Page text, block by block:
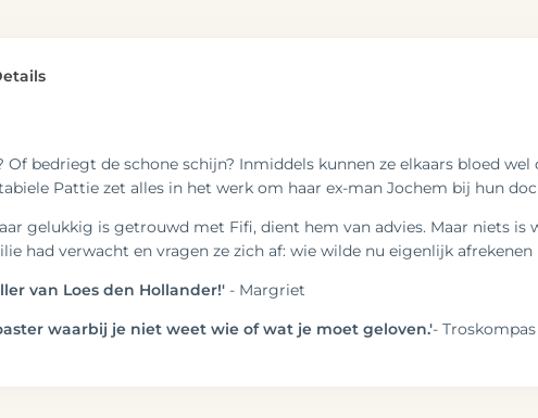
Of bedriegt de schone schijn? Inmiddels kunnen ze elkaars bloed
Pattie zet alles in het werk om haar ex-man Jochem bij hun
gelukkig is getrouwd met Fifi, dient hem van advies. Maar niets is
had verwacht en vragen ze zich af: wie wilde nu eigenlijk afrekenen
van Loes den Hollander!' - Margriet
waarbij je niet weet wie of wat je moet geloven.'- Troskompas